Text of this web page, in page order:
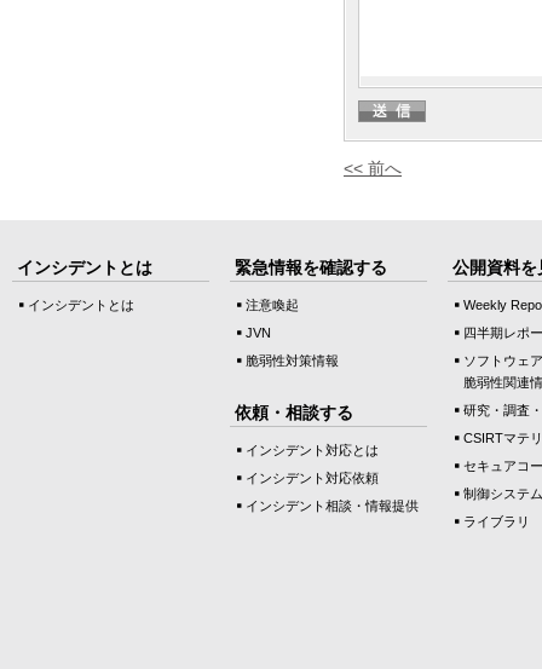
<< 前へ
インシデントとは
インシデントとは
緊急情報を確認する
注意喚起
JVN
脆弱性対策情報
依頼・相談する
インシデント対応とは
インシデント対応依頼
インシデント相談・情報提供
公開資料を
Weekly
四半期レポ
ソフトウェ
脆弱性関連
研究・調査
CSIRTマテ
セキュアコ
制御システ
ライブラリ